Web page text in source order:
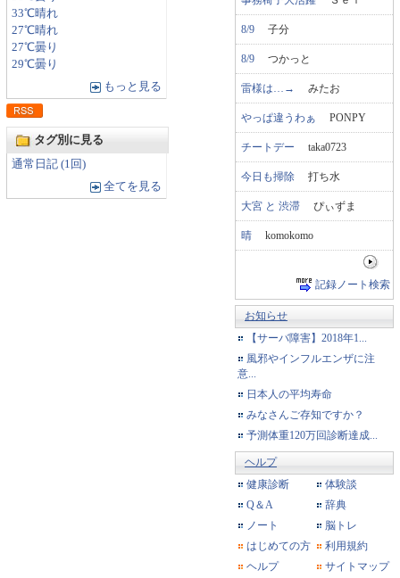
33℃晴れ
27℃晴れ
27℃曇り
29℃曇り
もっと見る
タグ別に見る
通常日記 (1回)
全てを見る
8/9 子分
8/9 つかっと
雷様は…→ みたお
やっぱ違うわぁ PONPY
チートデー taka0723
今日も掃除 打ち水
大宮 と 渋滞 ぴぃずま
晴 komokomo
記録ノート検索
お知らせ
【サーバ障害】2018年1...
風邪やインフルエンザに注
意...
日本人の平均寿命
みなさんご存知ですか？
予測体重120万回診断達成...
ヘルプ
健康診断
体験談
Q＆A
辞典
ノート
脳トレ
はじめての方
利用規約
ヘルプ
サイトマップ